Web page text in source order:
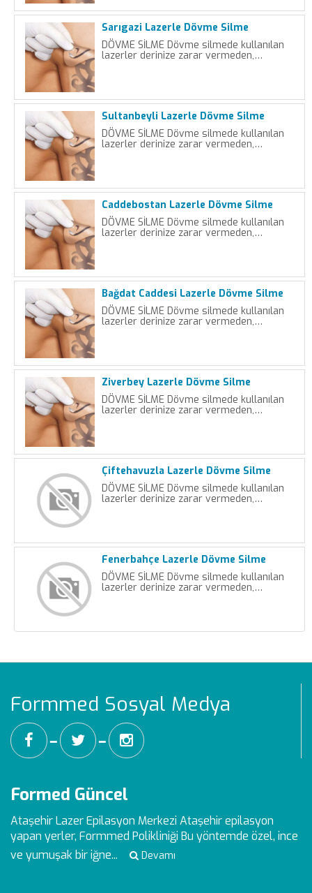
Sarıgazi Lazerle Dövme Silme
DÖVME SİLME Dövme silmede kullanılan
lazerler derinize zarar vermeden,…
Sultanbeyli Lazerle Dövme Silme
DÖVME SİLME Dövme silmede kullanılan
lazerler derinize zarar vermeden,…
Caddebostan Lazerle Dövme Silme
DÖVME SİLME Dövme silmede kullanılan
lazerler derinize zarar vermeden,…
Bağdat Caddesi Lazerle Dövme Silme
DÖVME SİLME Dövme silmede kullanılan
lazerler derinize zarar vermeden,…
Ziverbey Lazerle Dövme Silme
DÖVME SİLME Dövme silmede kullanılan
lazerler derinize zarar vermeden,…
Çiftehavuzla Lazerle Dövme Silme
DÖVME SİLME Dövme silmede kullanılan
lazerler derinize zarar vermeden,…
Fenerbahçe Lazerle Dövme Silme
DÖVME SİLME Dövme silmede kullanılan
lazerler derinize zarar vermeden,…
Formmed Sosyal Medya
━ ━
Formed Güncel
Ataşehir Lazer Epilasyon Merkezi Ataşehir epilasyon
yapan yerler, Formmed Polikliniği Bu yöntemde özel, ince
ve yumuşak bir iğne...
Devamı